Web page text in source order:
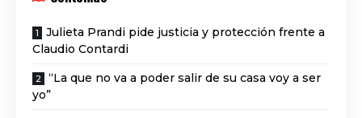
Julieta Prandi pide justicia y protección frente a
Claudio Contardi
“La que no va a poder salir de su casa voy a ser
yo”